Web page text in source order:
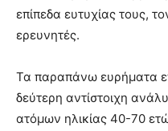
επίπεδα ευτυχίας τους,
ερευνητές.
Τα παραπάνω ευρήματα
δεύτερη αντίστοιχη
ατόμων ηλικίας 40-70